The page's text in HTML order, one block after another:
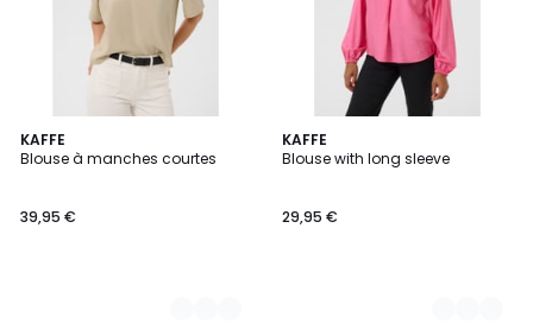
KAFFE
Blouse à manches courtes
39,95 €
2
Couleurs
KAFFE
Blouse with long sleeve
29,95 €
4
Couleurs